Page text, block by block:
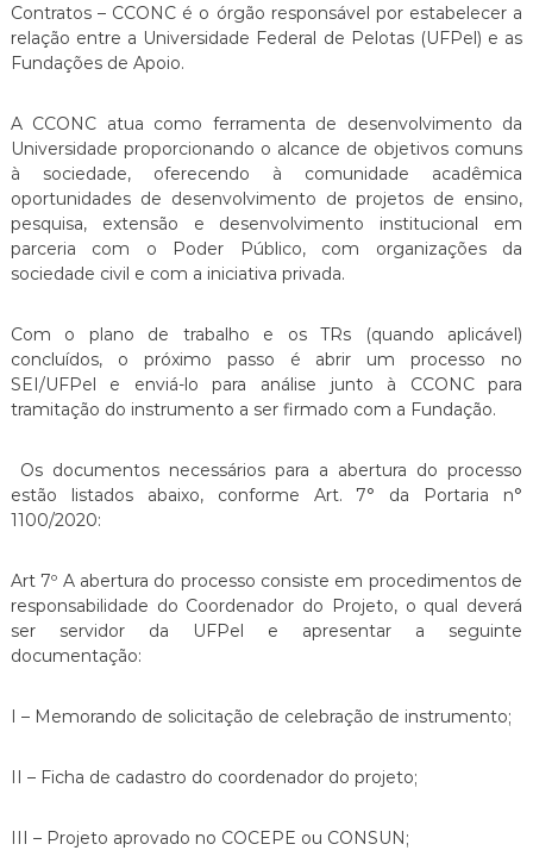
Contratos – CCONC é o órgão responsável por estabelecer a
relação entre a Universidade Federal de Pelotas (UFPel) e as
Fundações de Apoio.
A CCONC atua como ferramenta de desenvolvimento da
Universidade proporcionando o alcance de objetivos comuns
à sociedade, oferecendo à comunidade acadêmica
oportunidades de desenvolvimento de projetos de ensino,
pesquisa, extensão e desenvolvimento institucional em
parceria com o Poder Público, com organizações da
sociedade civil e com a iniciativa privada.
Com o plano de trabalho e os TRs (quando aplicável)
concluídos, o próximo passo é abrir um processo no
SEI/UFPel e enviá-lo para análise junto à CCONC para
tramitação do instrumento a ser firmado com a Fundação.
Os documentos necessários para a abertura do processo
estão listados abaixo, conforme Art. 7° da Portaria n°
1100/2020:
Art 7º A abertura do processo consiste em procedimentos de
responsabilidade do Coordenador do Projeto, o qual deverá
ser servidor da UFPel e apresentar a seguinte
documentação:
I – Memorando de solicitação de celebração de instrumento;
II – Ficha de cadastro do coordenador do projeto;
III – Projeto aprovado no COCEPE ou CONSUN;